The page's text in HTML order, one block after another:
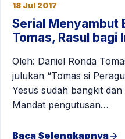
18 Jul 2017
Serial Menyambut
Tomas, Rasul bagi
Oleh: Daniel Ronda
julukan “Tomas si
Yesus sudah bangkit
Mandat pengutusan…
Baca Selengkapnya